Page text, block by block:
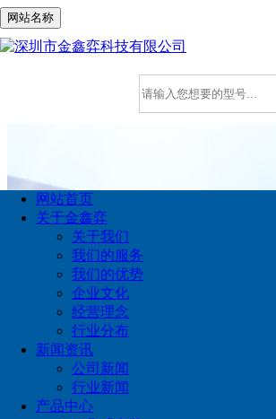
网站名称
网站首页
关于金鑫弈
关于我们
我们的服务
我们的优势
企业文化
经营理念
行业分布
新闻资讯
公司新闻
行业新闻
产品中心
当前位置: 首页> IC集成电路
产品中心
PRODUCTS
IC集成电路